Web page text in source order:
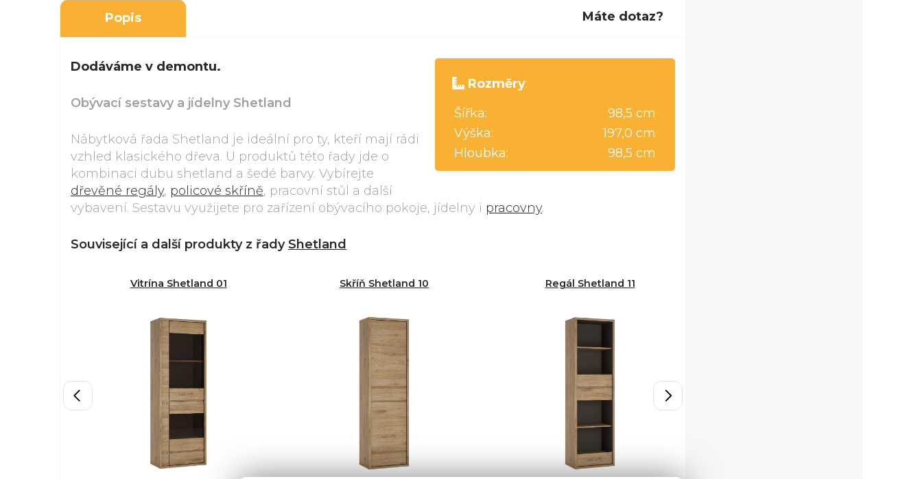
Popis Máte dotaz?
Rozměry:
Šířka:
98,5 cm
Výška:
197,0 cm
Hloubka:
98,5 cm
Dodáváme v demontu.
Obývací sestavy a jídelny Shetland
Nábytková řada Shetland je ideální pro ty, kteří mají rádi
vzhled klasického dřeva. U produktů této řady jde o
kombinaci dubu shetland a šedé barvy. Vybírejte
dřevěné regály, policové skříně, pracovní stůl a další
vybavení. Sestavu využijete pro zařízení obývacího pokoje, jídelny i pracovny.
Související a další produkty z řady Shetland
Vitrína Shetland 01 Skříň Shetland 10 Regál Shetland 11